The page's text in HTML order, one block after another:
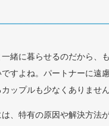
緒に暮らせるのだから、
すよね。パートナーに遠
ップルも少なくありません
、特有の原因や解決方法